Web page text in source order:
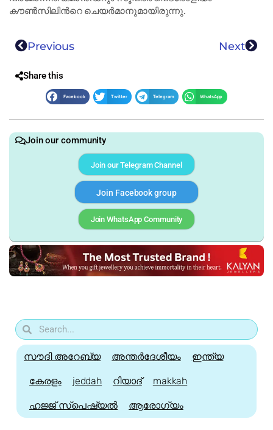
കൗൺസിലിന്‍റെ ചെയർമാനുമായിരുന്നു.
Previous Next
Share this
Facebook Twitter Telegram WhatsApp
Join our community
Join our Telegram Channel
Join Facebook group
Join WhatsApp Community
സൗദി അറേബ്യ അന്തർദേശീയം ഇന്ത്യ
കേരളം jeddah റിയാദ് makkah
ഹജ്ജ്‌ സ്പെഷ്യൽ ആരോഗ്യം